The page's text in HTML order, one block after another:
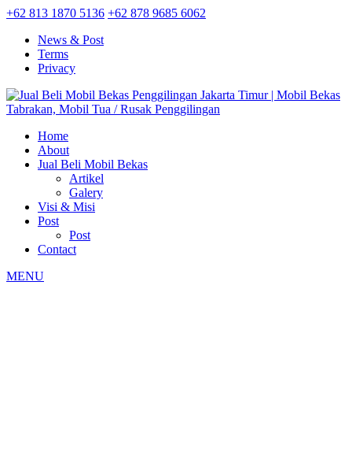
+62 813 1870 5136 +62 878 9685 6062
News & Post
Terms
Privacy
Home
About
Jual Beli Mobil Bekas
Artikel
Galery
Visi & Misi
Post
Post
Contact
MENU